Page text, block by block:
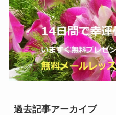
過去記事アーカイブ